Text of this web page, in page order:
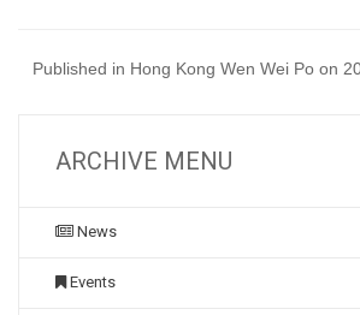
Published in Hong Kong Wen Wei Po on
ARCHIVE MENU
News
Events